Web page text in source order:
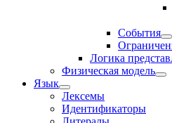
События
Логика
Физическая модель
Язык
Лексемы
Идентификаторы